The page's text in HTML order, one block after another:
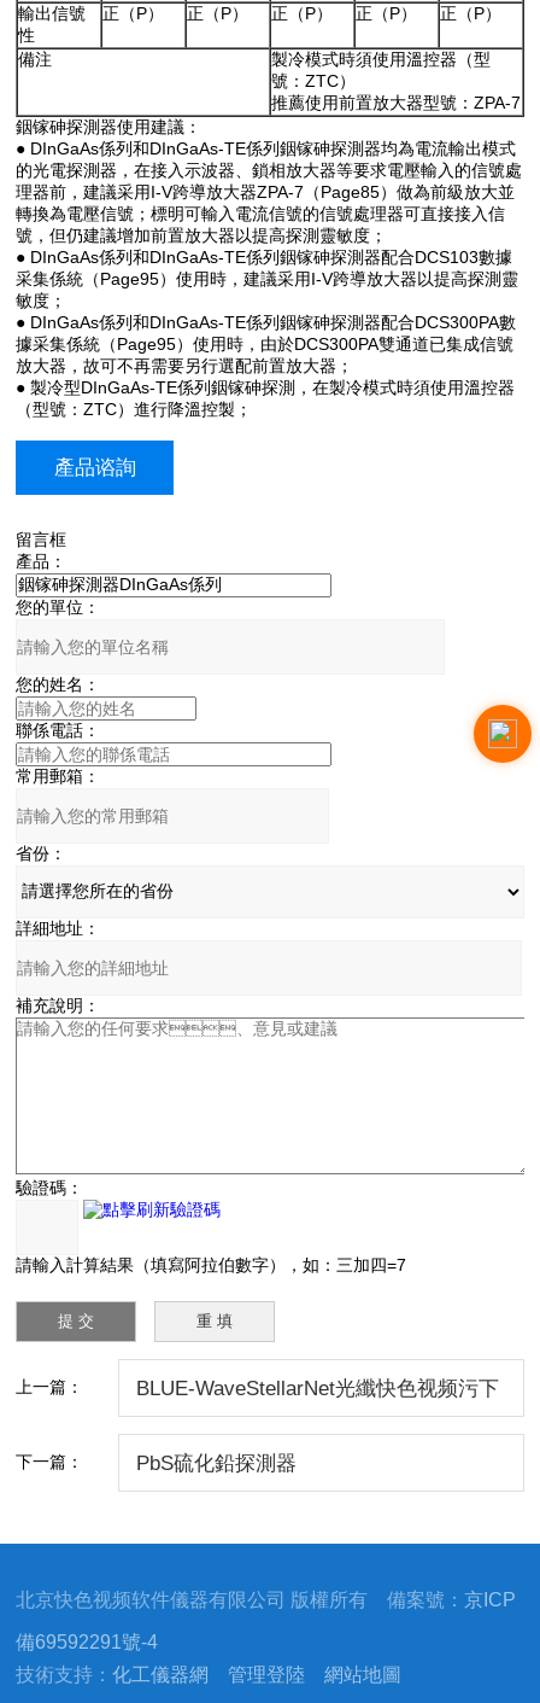
輸出信號
性
正（P） 正（P） 正（P） 正（P） 正（P）
備注
製冷模式時須使用溫控器（型
號：ZTC）
推薦使用前置放大器型號：ZPA-7
銦镓砷探測器使用建議：
● DInGaAs係列和DInGaAs-TE係列銦镓砷探測器均為電流輸出模式
的光電探測器，在接入示波器、鎖相放大器等要求電壓輸入的信號處
理器前，建議采用I-V跨導放大器ZPA-7（Page85）做為前級放大並
轉換為電壓信號；標明可輸入電流信號的信號處理器可直接接入信
號，但仍建議增加前置放大器以提高探測靈敏度；
● DInGaAs係列和DInGaAs-TE係列銦镓砷探測器配合DCS103數據
采集係統（Page95）使用時，建議采用I-V跨導放大器以提高探測靈
敏度；
● DInGaAs係列和DInGaAs-TE係列銦镓砷探測器配合DCS300PA數
據采集係統（Page95）使用時，由於DCS300PA雙通道已集成信號
放大器，故可不再需要另行選配前置放大器；
● 製冷型DInGaAs-TE係列銦镓砷探測，在製冷模式時須使用溫控器
（型號：ZTC）進行降溫控製；
產品谘詢
留言框
產品：
您的單位：
您的姓名：
聯係電話：
常用郵箱：
省份：
詳細地址：
補充說明：
驗證碼：
請輸入計算結果（填寫阿拉伯數字），如：三加四=7
上一篇： BLUE-WaveStellarNet光纖快色视频污下
下一篇： PbS硫化鉛探測器
北京快色视频软件儀器有限公司 版權所有 備案號：京ICP
備69592291號-4
技術支持：化工儀器網 管理登陸 網站地圖